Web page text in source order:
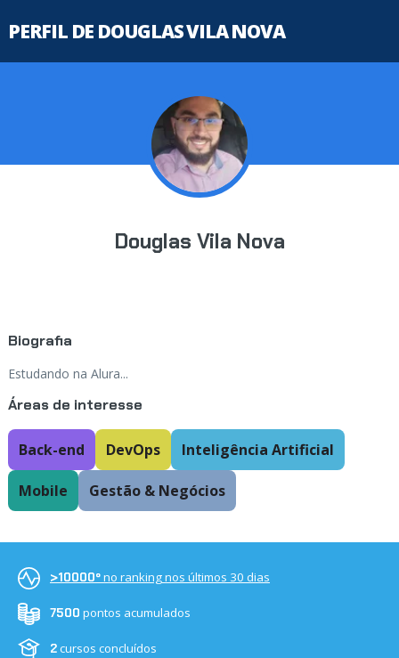
PERFIL DE DOUGLAS VILA NOVA
Douglas Vila Nova
Biografia
Estudando na Alura...
Áreas de interesse
Back-end DevOps Inteligência Artificial
Mobile Gestão & Negócios
>10000ºno ranking nos últimos 30 dias
7500 pontos acumulados
2cursos concluídos